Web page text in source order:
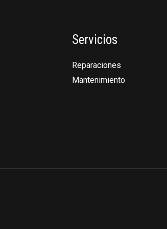
Servicios
Reparaciones
Mantenimiento